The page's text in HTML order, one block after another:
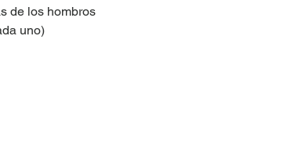
de los hombros
uno)